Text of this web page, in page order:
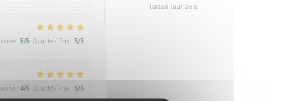
: 5/5 Qualité / Prix : 5/5
: 4/5 Qualité / Prix : 5/5
laissé leur avis